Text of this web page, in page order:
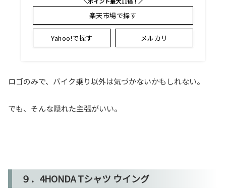
楽天市場で探す
Yahoo!で探す メルカリ
ロゴのみで、バイク乗り以外は気づかないかもしれない。
でも、そんな隠れた主張がいい。
９．4HONDA Tシャツ ウイング